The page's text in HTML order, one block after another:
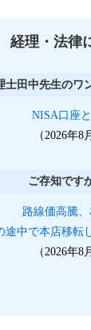
経理・法律
士田中先生のワ
NISA口座
（2026年8
ご存知です
路線価高騰
途中で本店移転
（2026年8